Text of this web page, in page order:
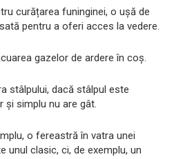
curățarea funinginei, o ușă de
pentru a oferi acces la vedere.
gazelor de ardere în coș.
stâlpului, dacă stâlpul este
și simplu nu are gât.
o fereastră în vatra unei
unul clasic, ci, de exemplu, un